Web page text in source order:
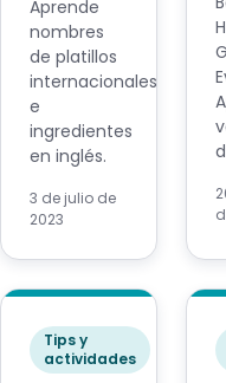
Aprende
nombres
de platillos
internacionales
e
ingredientes
en inglés.
3 de julio de
2023
Tips y
actividades